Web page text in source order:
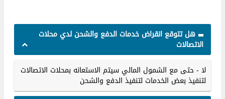
هل تتوقع انقراض خدمات الدفع والشحن لدي محلات
الاتصالات
لا - حتى مع الشمول المالي سيتم الاستعانه بمحلات الاتصالات
لتنفيذ بعض الخدمات لتنفيذ الدفع والشحن
شحن وسحب حساب "اورنج موني" Orange
Money من خلال فوري